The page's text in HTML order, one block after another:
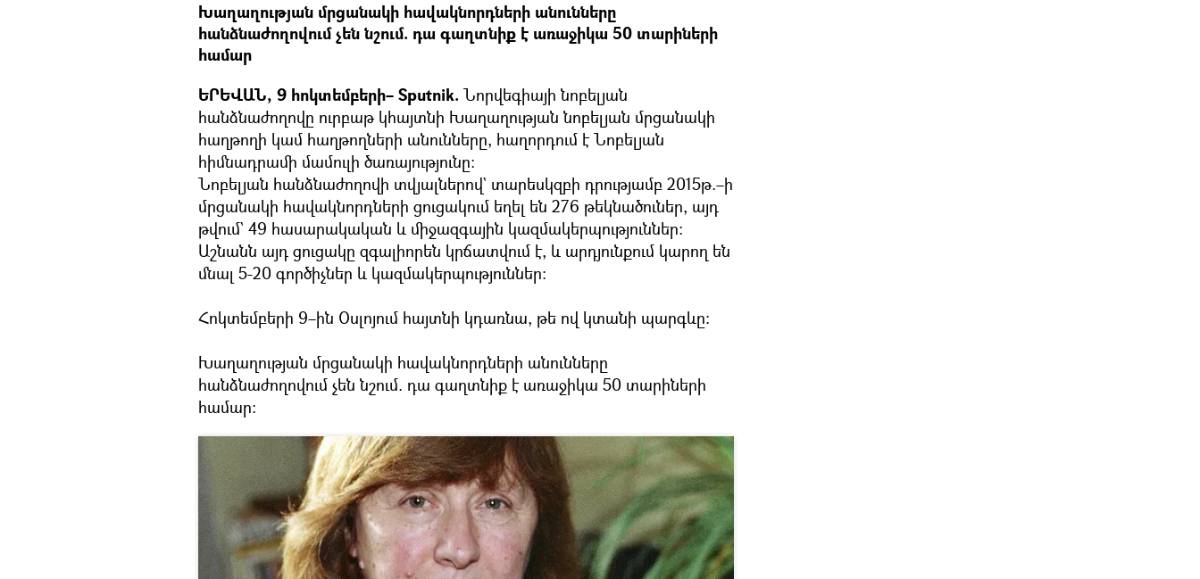
Խաղաղության մրցանակի հավակնորդների անունները
հանձնաժողովում չեն նշում. դա գաղտնիք է առաջիկա 50 տարիների
համար
ԵՐԵՎԱՆ, 9 հոկտեմբերի– Sputnik. Նորվեգիայի նոբելյան
հանձնաժողովը ուրբաթ կհայտնի Խաղաղության նոբելյան մրցանակի
հաղթողի կամ հաղթողների անունները, հաղորդում է Նոբելյան
հիմնադրամի մամուլի ծառայությունը։
Նոբելյան հանձնաժողովի տվյալներով` տարեսկզբի դրությամբ 2015թ.–ի
մրցանակի հավակնորդների ցուցակում եղել են 276 թեկնածուներ, այդ
թվում` 49 հասարակական և միջազգային կազմակերպություններ։
Աշնանն այդ ցուցակը զգալիորեն կրճատվում է, և արդյունքում կարող են
մնալ 5-20 գործիչներ և կազմակերպություններ։
Հոկտեմբերի 9–ին Օսլոյում հայտնի կդառնա, թե ով կտանի պարգևը։
Խաղաղության մրցանակի հավակնորդների անունները
հանձնաժողովում չեն նշում. դա գաղտնիք է առաջիկա 50 տարիների
համար։